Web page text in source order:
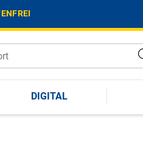
DIGITAL